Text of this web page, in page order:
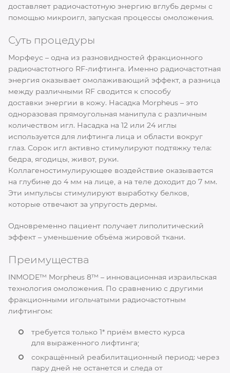
доставляет радиочастотную энергию вглубь дермы с
помощью микроигл, запуская процессы омоложения.
Суть процедуры
Морфеус – одна из разновидностей фракционного
радиочастотного RF-лифтинга. Именно радиочастотная
энергия оказывает омолаживающий эффект, а разница
между различными RF сводится к способу
доставки энергии в кожу. Насадка Morpheus – это
одноразовая прямоугольная манипула с различным
количеством игл. Насадка на 12 или 24 иглы
используется для лифтинга лица и области вокруг
глаз. Сорок игл активно стимулируют подтяжку тела:
бедра, ягодицы, живот, руки.
Коллагеностимулирующее воздействие оказывается
на глубине до 4 мм на лице, а на теле доходит до 7 мм.
Эти импульсы стимулируют выработку белков,
которые отвечают за упругость дермы.
Одновременно пациент получает липолитический
эффект – уменьшение объёма жировой ткани.
Преимущества
INMODE™ Morpheus 8™ – инновационная израильская
технология омоложения. По сравнению с другими
фракционными игольчатыми радиочастотным
лифтингом:
требуется только 1* приём вместо курса
для выраженного лифтинга;
сокращённый реабилитационный период: через
пару дней не останется и следа от